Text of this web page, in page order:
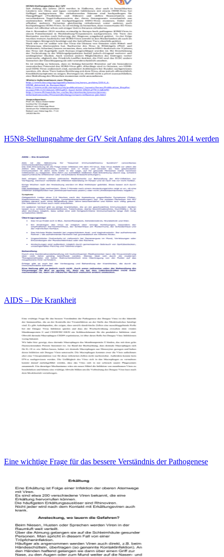
H5N8-Stellungnahme der GfV Seit Anfang des Jahres 2014 werden
AIDS – Die Krankheit
Eine wichtige Frage für das bessere Verständnis der Pathogenese